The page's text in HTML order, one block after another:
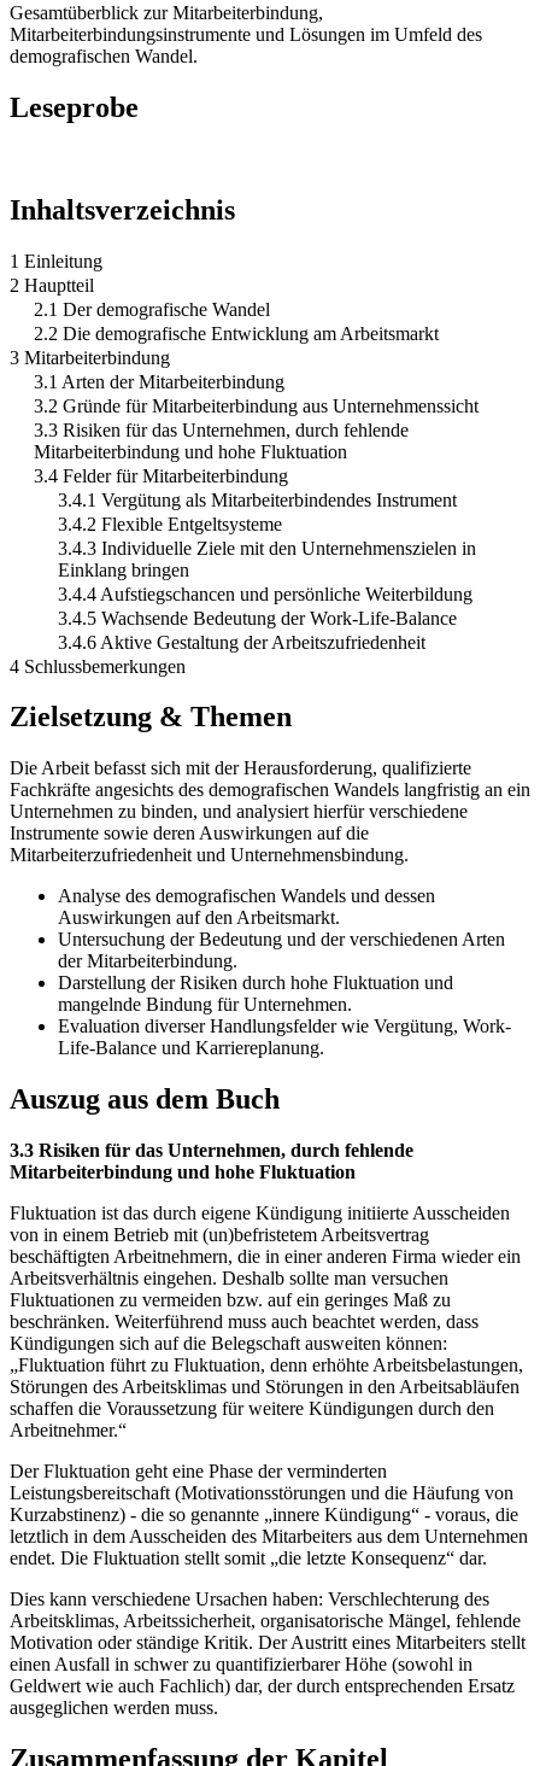
Gesamtüberblick zur Mitarbeiterbindung,
Mitarbeiterbindungsinstrumente und Lösungen im Umfeld des
demografischen Wandel.
Leseprobe
Inhaltsverzeichnis
1 Einleitung
2 Hauptteil
2.1 Der demografische Wandel
2.2 Die demografische Entwicklung am Arbeitsmarkt
3 Mitarbeiterbindung
3.1 Arten der Mitarbeiterbindung
3.2 Gründe für Mitarbeiterbindung aus Unternehmenssicht
3.3 Risiken für das Unternehmen, durch fehlende
Mitarbeiterbindung und hohe Fluktuation
3.4 Felder für Mitarbeiterbindung
3.4.1 Vergütung als Mitarbeiterbindendes Instrument
3.4.2 Flexible Entgeltsysteme
3.4.3 Individuelle Ziele mit den Unternehmenszielen in
Einklang bringen
3.4.4 Aufstiegschancen und persönliche Weiterbildung
3.4.5 Wachsende Bedeutung der Work-Life-Balance
3.4.6 Aktive Gestaltung der Arbeitszufriedenheit
4 Schlussbemerkungen
Zielsetzung & Themen
Die Arbeit befasst sich mit der Herausforderung, qualifizierte
Fachkräfte angesichts des demografischen Wandels langfristig an ein
Unternehmen zu binden, und analysiert hierfür verschiedene
Instrumente sowie deren Auswirkungen auf die
Mitarbeiterzufriedenheit und Unternehmensbindung.
Analyse des demografischen Wandels und dessen
Auswirkungen auf den Arbeitsmarkt.
Untersuchung der Bedeutung und der verschiedenen Arten
der Mitarbeiterbindung.
Darstellung der Risiken durch hohe Fluktuation und
mangelnde Bindung für Unternehmen.
Evaluation diverser Handlungsfelder wie Vergütung, Work-
Life-Balance und Karriereplanung.
Auszug aus dem Buch
3.3 Risiken für das Unternehmen, durch fehlende
Mitarbeiterbindung und hohe Fluktuation
Fluktuation ist das durch eigene Kündigung initiierte Ausscheiden
von in einem Betrieb mit (un)befristetem Arbeitsvertrag
beschäftigten Arbeitnehmern, die in einer anderen Firma wieder ein
Arbeitsverhältnis eingehen. Deshalb sollte man versuchen
Fluktuationen zu vermeiden bzw. auf ein geringes Maß zu
beschränken. Weiterführend muss auch beachtet werden, dass
Kündigungen sich auf die Belegschaft ausweiten können:
„Fluktuation führt zu Fluktuation, denn erhöhte Arbeitsbelastungen,
Störungen des Arbeitsklimas und Störungen in den Arbeitsabläufen
schaffen die Voraussetzung für weitere Kündigungen durch den
Arbeitnehmer.“
Der Fluktuation geht eine Phase der verminderten
Leistungsbereitschaft (Motivationsstörungen und die Häufung von
Kurzabstinenz) - die so genannte „innere Kündigung“ - voraus, die
letztlich in dem Ausscheiden des Mitarbeiters aus dem Unternehmen
endet. Die Fluktuation stellt somit „die letzte Konsequenz“ dar.
Dies kann verschiedene Ursachen haben: Verschlechterung des
Arbeitsklimas, Arbeitssicherheit, organisatorische Mängel, fehlende
Motivation oder ständige Kritik. Der Austritt eines Mitarbeiters stellt
einen Ausfall in schwer zu quantifizierbarer Höhe (sowohl in
Geldwert wie auch Fachlich) dar, der durch entsprechenden Ersatz
ausgeglichen werden muss.
Zusammenfassung der Kapitel